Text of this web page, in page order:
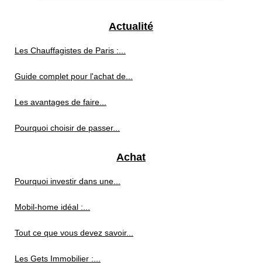
Actualité
Les Chauffagistes de Paris :...
Guide complet pour l'achat de...
Les avantages de faire...
Pourquoi choisir de passer...
Achat
Pourquoi investir dans une...
Mobil-home idéal :...
Tout ce que vous devez savoir...
Les Gets Immobilier :...